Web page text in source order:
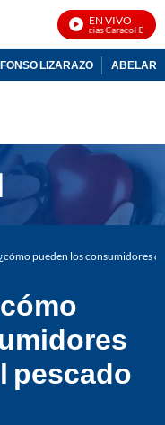
EN VIVO
Noticias Caracol En Vivo
LIZARAZO
pueden los consumidores
pescado